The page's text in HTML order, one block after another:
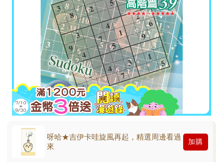
呀哈★吉伊卡哇旋風再起，精選周邊看過
來
加購